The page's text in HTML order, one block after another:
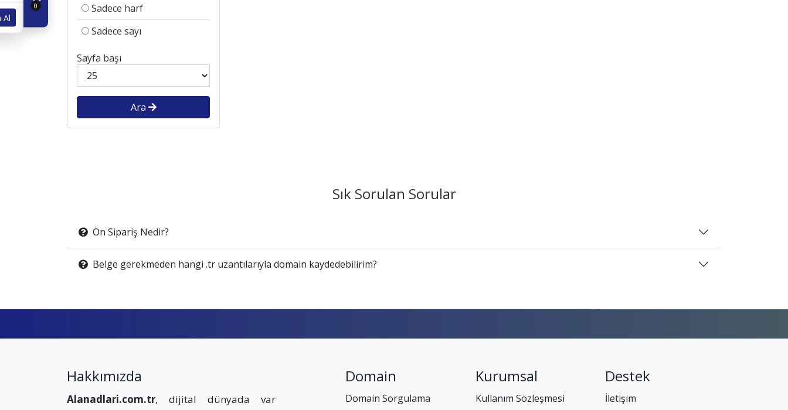
Sadece harf
Sadece sayı
Sayfa başı
Ara
Sık Sorulan Sorular
Ön Sipariş Nedir?
Belge gerekmeden hangi .tr uzantılarıyla domain kaydedebilirim?
Hakkımızda
Alanadlari.com.tr, dijital dünyada var
Domain
Domain Sorgulama
Kurumsal
Kullanım Sözleşmesi
Destek
İletişim
0
Al